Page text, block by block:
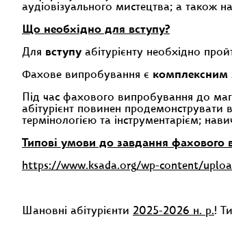
аудіовізуального мистецтва; а також на
Що необхідно для вступу?
Для вступуабітурієнту необхідно
Фахове випробування є комплексним
Під час фахового випробування до
абітурієнт повинен продемонструвати
термінологією та інструментарієм;
Типові умови до завдання фахового
https://www.ksada.org/wp-content/
Шановні абітурієнти 2025-2026 н. р.!